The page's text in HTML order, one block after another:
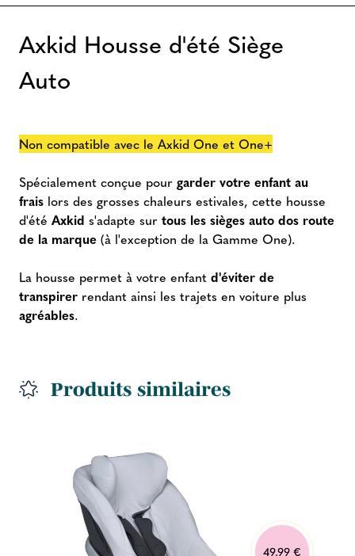
Axkid Housse d'été Siège
Auto
Non compatible avec le Axkid One et One+
Spécialement conçue pour garder votre enfant au
frais lors des grosses chaleurs estivales, cette housse
d'été Axkid s'adapte sur tous les sièges auto dos route
de la marque (à l'exception de la Gamme One).
La housse permet à votre enfant d'éviter de
transpirer rendant ainsi les trajets en voiture plus
agréables.
Produits similaires
49,99 €